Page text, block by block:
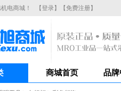
电商城！ 【登录】 【免费注册】
商城首页 品